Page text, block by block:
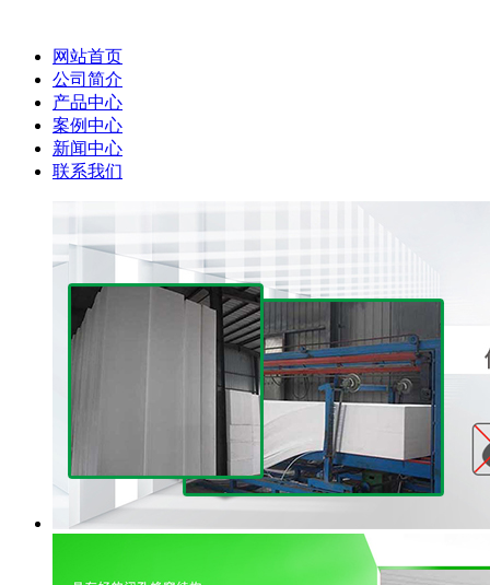
网站首页
公司简介
产品中心
案例中心
新闻中心
联系我们